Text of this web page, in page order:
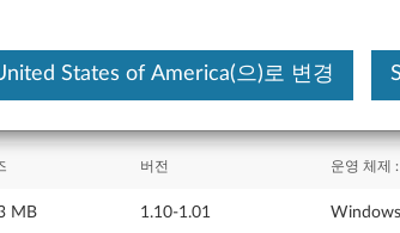
버전 운영 체제 :
MB 1.10-1.01
States of America(으)로 변경